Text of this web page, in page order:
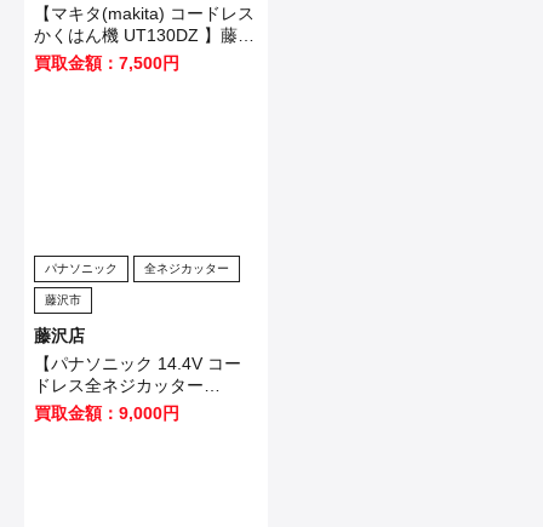
【マキタ(makita) コードレス
かくはん機 UT130DZ 】藤沢
市のお客様から買取させてい
ただきました！
買取金額：7,500円
パナソニック 全ネジカッター
藤沢市
藤沢店
【パナソニック 14.4V コー
ドレス全ネジカッター
EZ4540LZ2S-B 】藤沢市の
お客様から買取させていただ
買取金額：9,000円